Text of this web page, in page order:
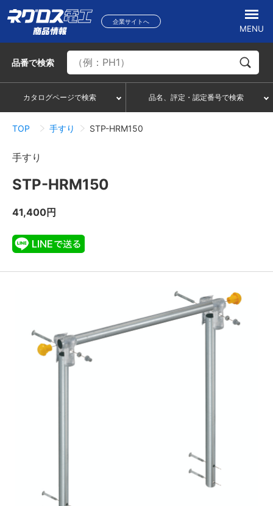
企業サイトへ
MENU
品番で検索
カタログページで検索 品名、評定・認定番号で検索
TOP 手すり STP-HRM150
手すり
STP-HRM150
41,400円